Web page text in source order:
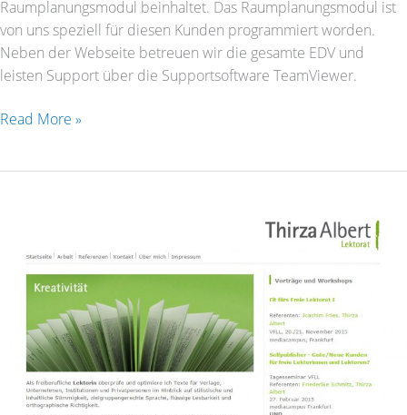
Raumplanungsmodul beinhaltet. Das Raumplanungsmodul ist
von uns speziell für diesen Kunden programmiert worden.
Neben der Webseite betreuen wir die gesamte EDV und
leisten Support über die Supportsoftware TeamViewer.
Read More »
Lektorat